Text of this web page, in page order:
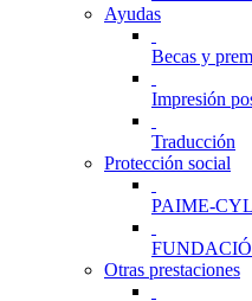
Ayudas
Becas y
Impresión
Traducción
Protección social
PAIME-CYL
Otras prestaciones